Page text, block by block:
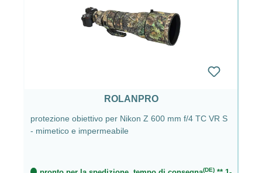
ROLANPRO
protezione obiettivo per Nikon Z 600 mm f/4 TC VR S
- mimetico e impermeabile
(DE)